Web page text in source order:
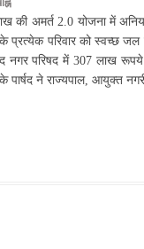
की अमर्त 2.0 योजना में
परिवार को स्वच्छ जल
नगर परिषद में 307 लाख
ने राज्यपाल, आयुक्त